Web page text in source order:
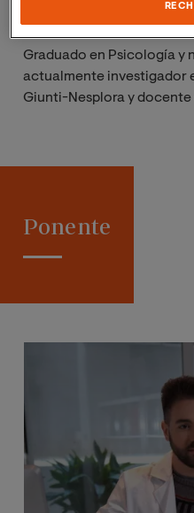
Graduado en Psicología y
actualmente investigador
Giunti-Nesplora y docente
Ponente